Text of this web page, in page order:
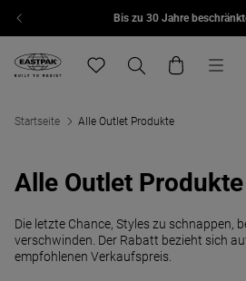
Zum Inhalt springenBis zu 30 Jahre
Eastpak, zur Startseite von
Menü
Startseite Alle Outlet Produkte
Alle Outlet Produkte
Die letzte Chance, Styles zu schnappen,
verschwinden. Der Rabatt bezieht sich
empfohlenen Verkaufspreis.